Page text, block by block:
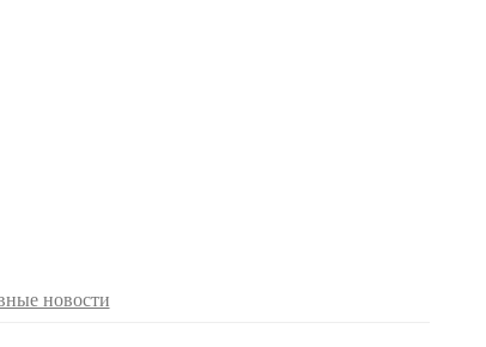
новости